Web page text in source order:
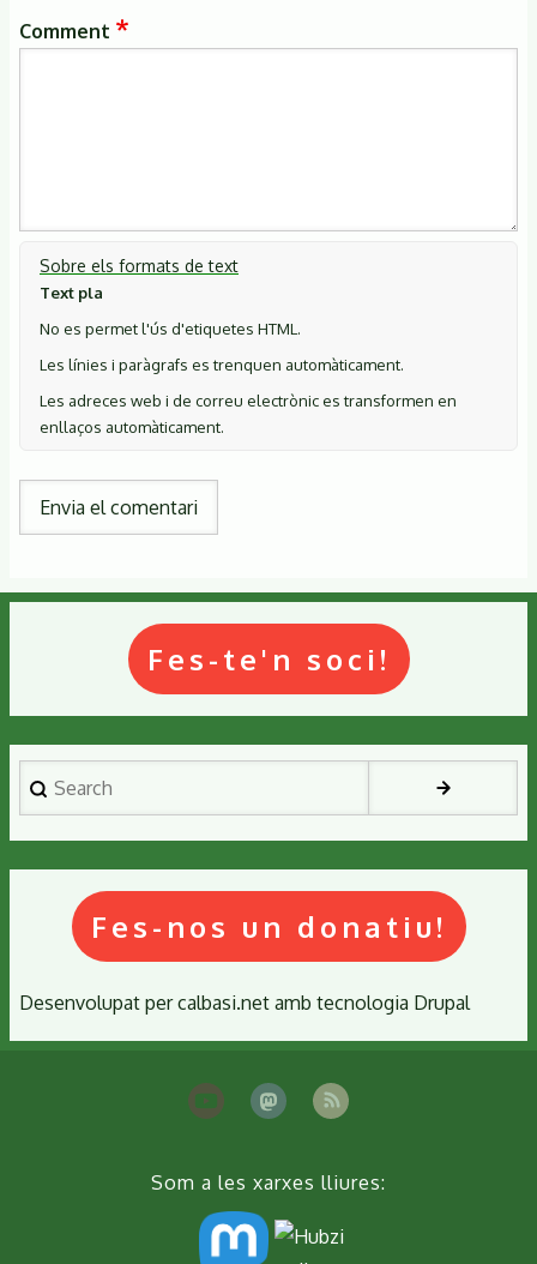
Comment
Sobre els formats de text
Text pla
No es permet l'ús d'etiquetes HTML.
Les línies i paràgrafs es trenquen automàticament.
Les adreces web i de correu electrònic es transformen en
enllaços automàticament.
Fes-te'n soci!
Search
Fes-nos un donatiu!
Desenvolupat percalbasi.net amb tecnologia Drupal
Som a les xarxes lliures: